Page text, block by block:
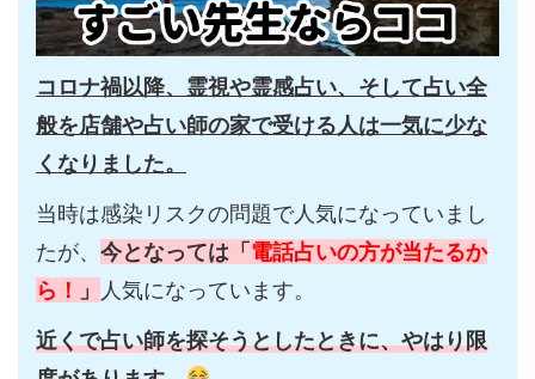
コロナ禍以降、霊視や霊感占い、そして占い全
般を店舗や占い師の家で受ける人は一気に少な
くなりました。
当時は感染リスクの問題で人気になっていまし
たが、 今となっては「電話占いの方が当たるか
ら！
」
人気になっています。
近くで占い師を探そうとしたときに、やはり限